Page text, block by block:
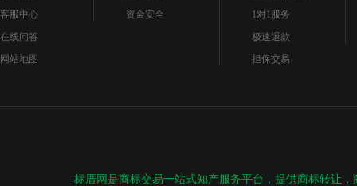
客服中心
在线问答
网站地图
资金安全
1对1服务
极速退款
担保交易
标厝网 是商标交易一站式知产服务平台，提供商标转让 ，